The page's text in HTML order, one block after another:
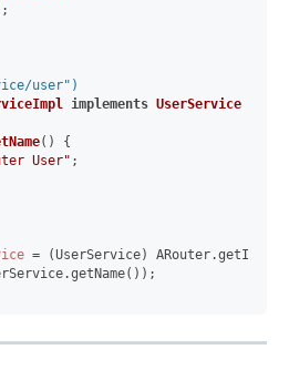
;
user")
implements UserService
()
{
User" ;
= (UserService)